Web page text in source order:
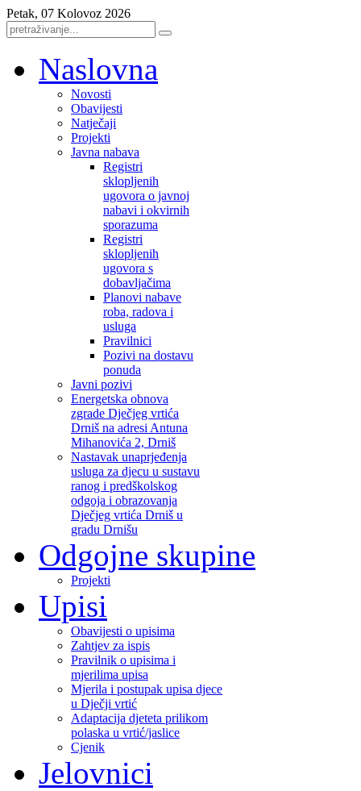
Petak, 07 Kolovoz 2026
Naslovna
Novosti
Obavijesti
Natječaji
Projekti
Javna nabava
Registri
sklopljenih
ugovora o javnoj
nabavi i okvirnih
sporazuma
Registri
sklopljenih
ugovora s
dobavljačima
Planovi nabave
roba, radova i
usluga
Pravilnici
Pozivi na dostavu
ponuda
Javni pozivi
Energetska obnova
zgrade Dječjeg vrtića
Drniš na adresi Antuna
Mihanovića 2, Drniš
Nastavak unaprjeđenja
usluga za djecu u sustavu
ranog i predškolskog
odgoja i obrazovanja
Dječjeg vrtića Drniš u
gradu Drnišu
Odgojne skupine
Projekti
Upisi
Obavijesti o upisima
Zahtjev za ispis
Pravilnik o upisima i
mjerilima upisa
Mjerila i postupak upisa djece
u Dječji vrtić
Adaptacija djeteta prilikom
polaska u vrtić/jaslice
Cjenik
Jelovnici